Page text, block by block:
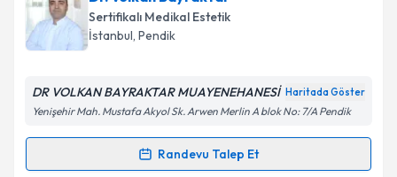
Sertifikalı Medikal Estetik
İstanbul, Pendik
DR VOLKAN BAYRAKTAR MUAYENEHANESİ Haritada Göster
Yenişehir Mah. Mustafa Akyol Sk. Arwen Merlin A blok No: 7/A Pendik
Randevu Talep Et
Randevu Takvimi Talebi